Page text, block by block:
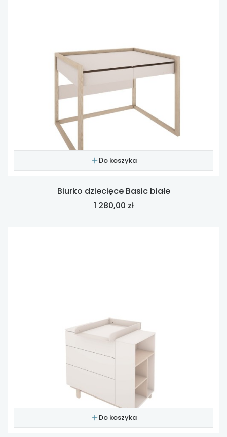
Do koszyka
Biurko dziecięce Basic białe
Cena
1 280,00 zł
Do koszyka